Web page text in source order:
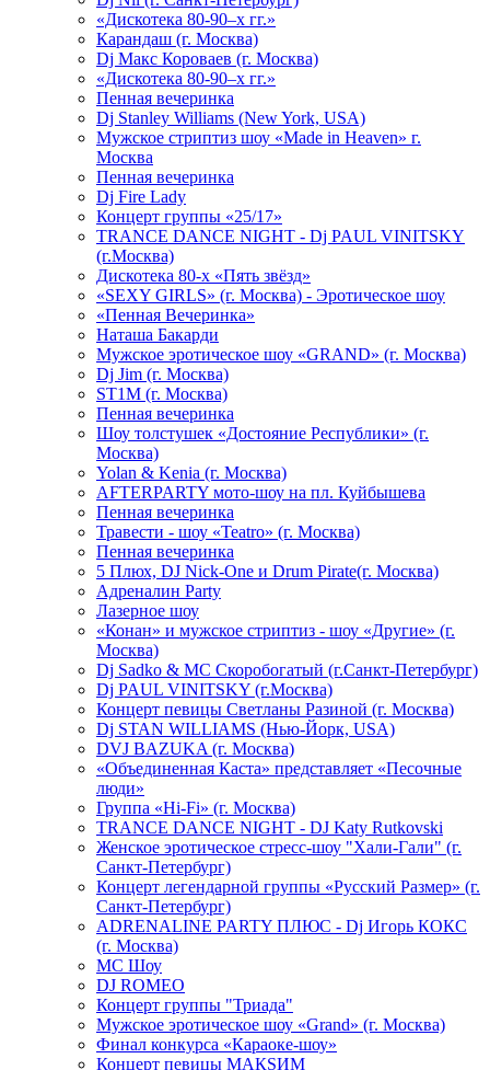
«Дискотека 80-90–х гг.»
Карандаш (г. Москва)
Dj Макс Короваев (г. Москва)
«Дискотека 80-90–х гг.»
Пенная вечеринка
Dj Stanley Williams (New York, USA)
Мужское стриптиз шоу «Made in Heaven» г.
Москва
Пенная вечеринка
Dj Fire Lady
Концерт группы «25/17»
TRANCE DANCE NIGHT - Dj PAUL VINITSKY
(г.Москва)
Дискотека 80-х «Пять звёзд»
«SEXY GIRLS» (г. Москва) - Эротическое шоу
«Пенная Вечеринка»
Hаташа Бакарди
Мужское эротическое шоу «GRAND» (г. Москва)
Dj Jim (г. Москва)
ST1M (г. Москва)
Пенная вечеринка
Шоу толстушек «Достояние Республики» (г.
Москва)
Yolan & Kenia (г. Москва)
AFTERPARTY мото-шоу на пл. Куйбышева
Пенная вечеринка
Травести - шоу «Teatro» (г. Москва)
Пенная вечеринка
5 Плюх, DJ Nick-One и Drum Pirate(г. Москва)
Адреналин Party
Лазерное шоу
«Конан» и мужское стриптиз - шоу «Другие» (г.
Москва)
Dj Sadko & МС Скоробогатый (г.Санкт-Петербург)
Dj PAUL VINITSKY (г.Москва)
Концерт певицы Светланы Разиной (г. Москва)
Dj STAN WILLIAMS (Нью-Йорк, USA)
DVJ BAZUKA (г. Москва)
«Объединенная Каста» представляет «Песочные
люди»
Группа «Hi-Fi» (г. Москва)
TRANCE DANCE NIGHT - DJ Katy Rutkovski
Женское эротическое стресс-шоу "Хали-Гали" (г.
Санкт-Петербург)
Концерт легендарной группы «Русский Размер» (г.
Санкт-Петербург)
ADRENALINE PARTY ПЛЮС - Dj Игорь КОКС
(г. Москва)
MC Шоу
DJ ROMEO
Концерт группы "Триада"
Мужское эротическое шоу «Grand» (г. Москва)
Финал конкурса «Караоке-шоу»
Концерт певицы МАКSИМ